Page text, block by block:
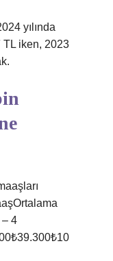
yılında
TL iken, 2023
– 4